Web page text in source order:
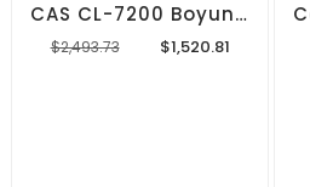
CAS CL-7200 Boyunsuz 10.2 "Dokunmatik Terazi
$1,520.81
$2,493.73